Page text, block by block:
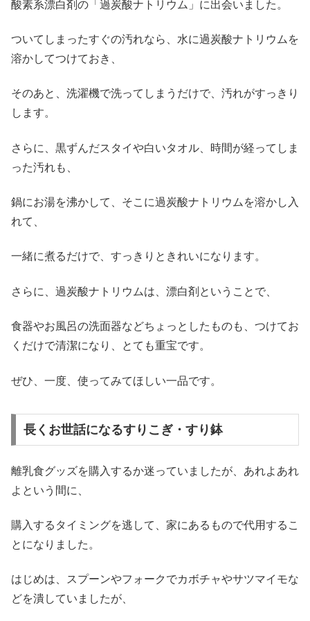
酸素系漂白剤の「過炭酸ナトリウム」に出会いました。
ついてしまったすぐの汚れなら、水に過炭酸ナトリウムを
溶かしてつけておき、
そのあと、洗濯機で洗ってしまうだけで、汚れがすっきり
します。
さらに、黒ずんだスタイや白いタオル、時間が経ってしま
った汚れも、
鍋にお湯を沸かして、そこに過炭酸ナトリウムを溶かし入
れて、
一緒に煮るだけで、すっきりときれいになります。
さらに、過炭酸ナトリウムは、漂白剤ということで、
食器やお風呂の洗面器などちょっとしたものも、つけてお
くだけで清潔になり、とても重宝です。
ぜひ、一度、使ってみてほしい一品です。
長くお世話になるすりこぎ・すり鉢
離乳食グッズを購入するか迷っていましたが、あれよあれ
よという間に、
購入するタイミングを逃して、家にあるもので代用するこ
とになりました。
はじめは、スプーンやフォークでカボチャやサツマイモな
どを潰していましたが、